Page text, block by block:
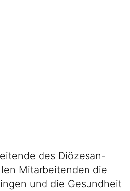
des Diözesan-
Mitarbeitenden die
und die Gesundheit